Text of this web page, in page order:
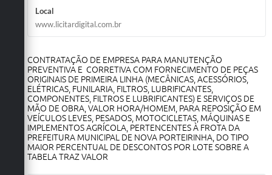
Links
Serviços Online
Telefones Úteis
Transparência
Enquete
Local
www.licitardigital.com.br
CONTRATAÇÃO DE EMPRESA PARA MANUTENÇÃO
PREVENTIVA E CORRETIVA COM FORNECIMENTO DE PEÇAS
ORIGINAIS DE PRIMEIRA LINHA (MECÂNICAS, ACESSÓRIOS,
ELÉTRICAS, FUNILARIA, FILTROS, LUBRIFICANTES,
COMPONENTES, FILTROS E LUBRIFICANTES) E SERVIÇOS DE
MÃO DE OBRA, VALOR HORA/HOMEM, PARA REPOSIÇÃO EM
VEÍCULOS LEVES, PESADOS, MOTOCICLETAS, MÁQUINAS E
IMPLEMENTOS AGRÍCOLA, PERTENCENTES À FROTA DA
PREFEITURA MUNICIPAL DE NOVA PORTEIRINHA, DO TIPO
MAIOR PERCENTUAL DE DESCONTOS POR LOTE SOBRE A
TABELA TRAZ VALOR